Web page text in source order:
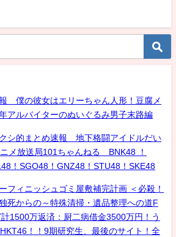
僕の彼女はエリーちゃん人形！豆腐メ
アルバイターのぬいぐるみ男子末路編
シ的まとめ速報 地下格闘アイドルだい
メ放送局101ちゃんねる BNK48 ！
！SGO48！GNZ48！STU48！SKE48
フィニッシュゴミ屋敷補完計画 ＜必殺！
死からの～特殊清掃・遺品整理への道F
1500万返済：厨二病借金3500万円！う
！！9期研究生、最後のサイト！全